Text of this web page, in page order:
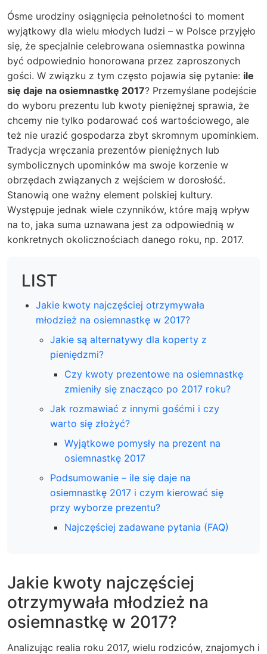
Ósme urodziny osiągnięcia pełnoletności to moment
wyjątkowy dla wielu młodych ludzi – w Polsce przyjęło
się, że specjalnie celebrowana osiemnastka powinna
być odpowiednio honorowana przez zaproszonych
gości. W związku z tym często pojawia się pytanie: ile
się daje na osiemnastkę 2017? Przemyślane podejście
do wyboru prezentu lub kwoty pieniężnej sprawia, że
chcemy nie tylko podarować coś wartościowego, ale
też nie urazić gospodarza zbyt skromnym upominkiem.
Tradycja wręczania prezentów pieniężnych lub
symbolicznych upominków ma swoje korzenie w
obrzędach związanych z wejściem w dorosłość.
Stanowią one ważny element polskiej kultury.
Występuje jednak wiele czynników, które mają wpływ
na to, jaka suma uznawana jest za odpowiednią w
konkretnych okolicznościach danego roku, np. 2017.
LIST
Jakie kwoty najczęściej otrzymywała
młodzież na osiemnastkę w 2017?
Jakie są alternatywy dla koperty z
pieniędzmi?
Czy kwoty prezentowe na osiemnastkę
zmieniły się znacząco po 2017 roku?
Jak rozmawiać z innymi gośćmi i czy
warto się złożyć?
Wyjątkowe pomysły na prezent na
osiemnastkę 2017
Podsumowanie – ile się daje na
osiemnastkę 2017 i czym kierować się
przy wyborze prezentu?
Najczęściej zadawane pytania (FAQ)
Jakie kwoty najczęściej
otrzymywała młodzież na
osiemnastkę w 2017?
Analizując realia roku 2017, wielu rodziców, znajomych i